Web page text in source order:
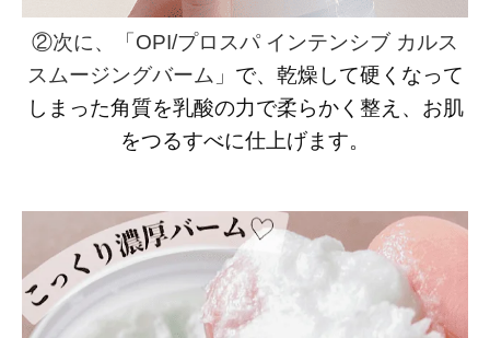
②次に、「OPI/プロスパ インテンシブ カルス
スムージングバーム」 で、乾燥して硬くなって
しまった角質を乳酸の力で柔らかく整え、お肌
をつるすべに仕上げます。